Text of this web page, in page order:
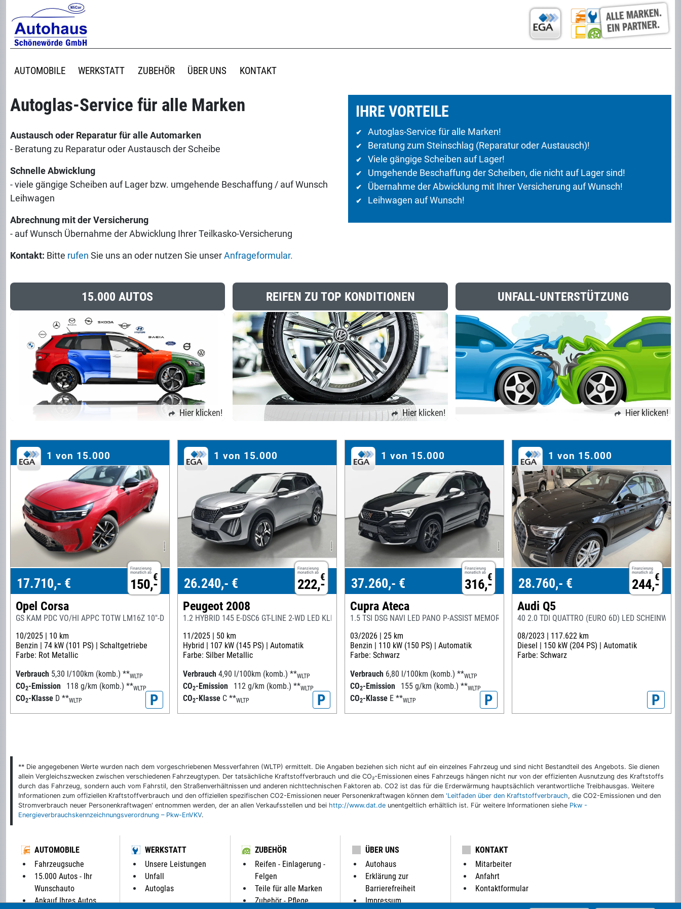
AUTOMOBILE WERKSTATT ZUBEHÖR ÜBER UNS KONTAKT
Autoglas-Service für alle Marken
Austausch oder Reparatur für alle Automarken
- Beratung zu Reparatur oder Austausch der Scheibe
Schnelle Abwicklung
- viele gängige Scheiben auf Lager bzw. umgehende Beschaffung / auf Wunsch
Leihwagen
Abrechnung mit der Versicherung
- auf Wunsch Übernahme der Abwicklung Ihrer Teilkasko-Versicherung
Kontakt: Bitte rufen Sie uns an oder nutzen Sie unserAnfrageformular.
IHRE VORTEILE
✔ Autoglas-Service für alle Marken!
✔ Beratung zum Steinschlag (Reparatur oder Austausch)!
✔ Viele gängige Scheiben auf Lager!
✔ Umgehende Beschaffung der Scheiben, die nicht auf Lager sind!
✔ Übernahme der Abwicklung mit Ihrer Versicherung auf Wunsch!
✔ Leihwagen auf Wunsch!
15.000 AUTOS
Hier klicken!
REIFEN ZU TOP KONDITIONEN
Hier klicken!
UNFALL-UNTERSTÜTZUNG
Hier klicken!
1 von 15.000
Finanzierung
monatlich ab €
150,-
17.710,- €
Opel Corsa
GS KAM PDC VO/HI APPC TOTW LM16Z 10"-DAB
10/2025 | 10 km
Benzin | 74 kW (101 PS) | Schaltgetriebe
Farbe: Rot Metallic
Verbrauch 5,30 l/100km (komb.) **WLTP
CO2-Emission 118 g/km (komb.) **WLTP
CO2-Klasse D **WLTP P
1 von 15.000
Finanzierung
monatlich ab €
222,-
26.240,- €
Peugeot 2008
1.2 HYBRID 145 E-DSC6 GT-LINE 2-WD LED KLIMAAUTO
11/2025 | 50 km
Hybrid | 107 kW (145 PS) | Automatik
Farbe: Silber Metallic
Verbrauch 4,90 l/100km (komb.) **WLTP
CO2-Emission 112 g/km (komb.) **WLTP
CO2-Klasse C **WLTP P
1 von 15.000
Finanzierung
monatlich ab €
316,-
37.260,- €
Cupra Ateca
1.5 TSI DSG NAVI LED PANO P-ASSIST MEMORY KAMERA
03/2026 | 25 km
Benzin | 110 kW (150 PS) | Automatik
Farbe: Schwarz
Verbrauch 6,80 l/100km (komb.) **WLTP
CO2-Emission 155 g/km (komb.) **WLTP
CO2-Klasse E **WLTP P
1 von 15.000
Finanzierung
monatlich ab €
244,-
28.760,- €
Audi Q5
40 2.0 TDI QUATTRO (EURO 6D) LED
08/2023 | 117.622 km
Diesel | 150 kW (204 PS) | Automatik
Farbe: Schwarz
P
** Die angegebenen Werte wurden nach dem vorgeschriebenen Messverfahren (WLTP) ermittelt. Die Angaben beziehen sich nicht auf ein einzelnes Fahrzeug und sind nicht Bestandteil des Angebots. Sie dienen
allein Vergleichszwecken zwischen verschiedenen Fahrzeugtypen. Der tatsächliche Kraftstoffverbrauch und die CO₂-Emissionen eines Fahrzeugs hängen nicht nur von der effizienten Ausnutzung des Kraftstoffs
durch das Fahrzeug, sondern auch vom Fahrstil, den Straßenverhältnissen und anderen nichttechnischen Faktoren ab. CO2 ist das für die Erderwärmung hauptsächlich verantwortliche Treibhausgas. Weitere
Informationen zum offiziellen Kraftstoffverbrauch und den offiziellen spezifischen CO2-Emissionen neuer Personenkraftwagen können dem 'Leitfaden über den Kraftstoffverbrauch, die CO2-Emissionen und den
Stromverbrauch neuer Personenkraftwagen' entnommen werden, der an allen Verkaufsstellen und bei http://www.dat.deunentgeltlich erhältlich ist. Für weitere Informationen siehe Pkw -
Energieverbrauchskennzeichnungsverordnung – Pkw-EnVKV.
AUTOMOBILE
Fahrzeugsuche
15.000 Autos - Ihr
Wunschauto
Ankauf Ihres Autos
WERKSTATT
Unsere Leistungen
Unfall
Autoglas
ZUBEHÖR
Reifen - Einlagerung -
Felgen
Teile für alle Marken
Zubehör - Pflege
ÜBER UNS
Autohaus
Erklärung zur
Barrierefreiheit
Impressum
KONTAKT
Mitarbeiter
Anfahrt
Kontaktformular